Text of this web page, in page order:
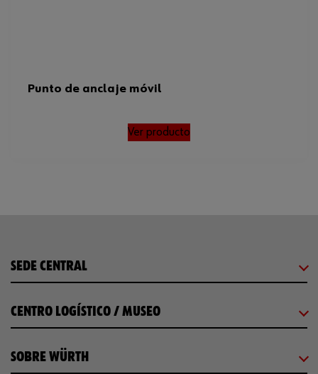
Punto de anclaje móvil
Ver producto
SEDE CENTRAL
CENTRO LOGÍSTICO / MUSEO
SOBRE WÜRTH